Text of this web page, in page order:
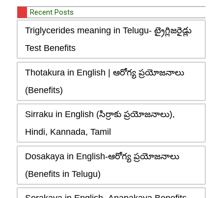
Recent Posts
Triglycerides meaning in Telugu- ట్రైగ్లిజరైడ్లు
Test Benefits
Thotakura in English | ఆరోగ్య ప్రయోజనాలు
(Benefits)
Sirraku in English (సిర్రాకు ప్రయోజనాలు),
Hindi, Kannada, Tamil
Dosakaya in English-ఆరోగ్య ప్రయోజనాలు
(Benefits in Telugu)